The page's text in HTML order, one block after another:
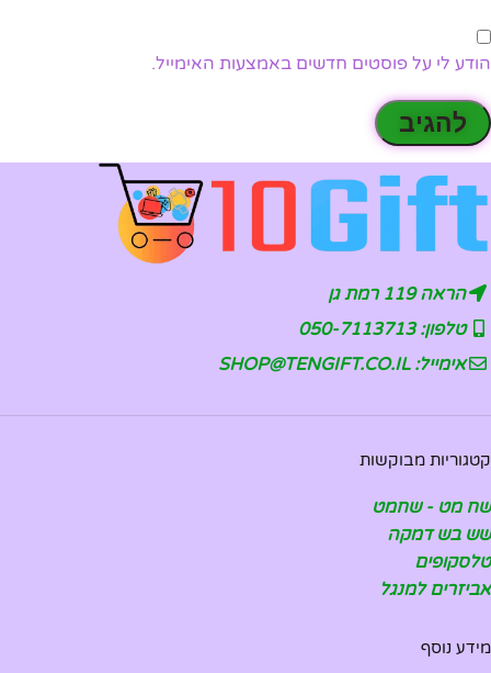
הודע לי על פוסטים חדשים באמצעות האימייל.
הראה 119 רמת גן
טלפון: 050-7113713
אימייל: SHOP@TENGIFT.CO.IL
קטגוריות מבוקשות
שח מט - שחמט
שש בש דמקה
טלסקופים
אביזרים למנגל
מידע נוסף